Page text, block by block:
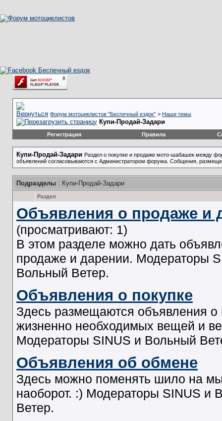
Форум мотоциклистов "Беспечный ездок" > Наши темы
Купи-Продай-Задари
Регистрация Правила
Купи-Продай-Задари Раздел о покупке и продаже мото-шабашек между
объявлений согласовываются с Администратором форума. Собщения,
Подразделы : Купи-Продай-Задари
Раздел
Объявления о продаже и
(просматривают: 1)
В этом разделе можно дать
продаже и дарении. Модераторы
Вольный Ветер.
Объявления о покупке
Здесь размещаются объявления о
жизненно необходимых вещей и
Модераторы SINUS и Вольный
Объявления об обмене
Здесь можно поменять шило на
наоборот. :) Модераторы SINUS и
Ветер.